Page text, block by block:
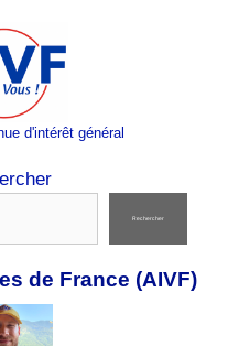
d'intérêt général
Rechercher
de France (AIVF)